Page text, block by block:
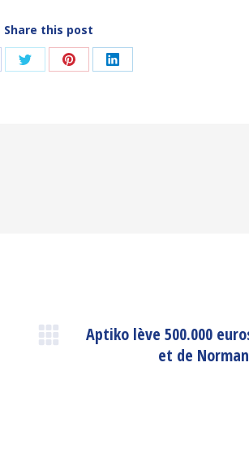
Share this post
Share Share Share
Next
Aptiko lève 500.000
et de